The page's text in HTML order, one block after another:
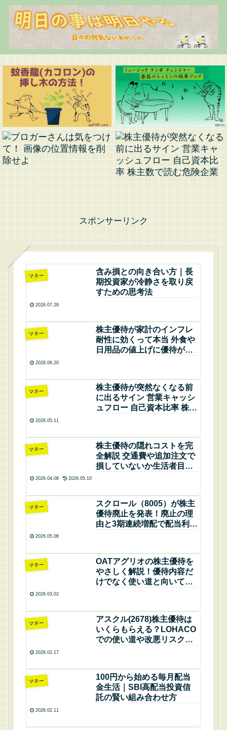
スポンサーリンク
マネー
含み損との向き合い方｜長
期投資家が冷静さを取り戻
すための思考法
2026.07.28
マネー
株主優待が家計のインフレ
耐性に効くって本当 外食や
日用品の値上げに優待がど
2026.06.20
マネー
株主優待が突然なくなる前
に出るサイン 営業キャッシ
ュフロー 自己資本比率 株主
2026.05.11
マネー
株主優待の隠れコストを完
全解説 交通費や追加注文で
損していないか生活者目線
2026.04.08 2026.05.10
マネー
スクロール（8005）が株主
優待廃止を発表！廃止の理
由と3期連続増配で配当利回
2026.05.08
マネー
OATアグリオの株主優待を
やさしく解説！優待内容だ
けでなく使い道と向いてい
2026.03.02
マネー
アスクル(2678)株主優待は
いくらもらえる？LOHACO
での使い道や改悪リスク・
2026.02.17
マネー
100円から始める毎月配当
金生活｜SBI高配当投資信
託の賢い組み合わせ方
2026.02.11